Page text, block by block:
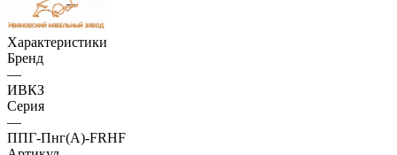
Характеристики
Бренд
—
ИВКЗ
Серия
—
ППГ-Пнг(А)-FRHF